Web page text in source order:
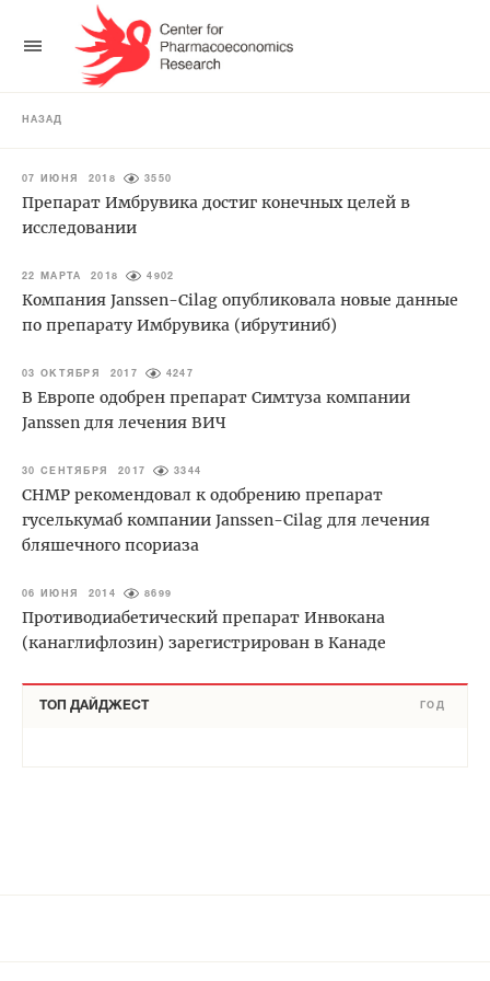
НАЗАД
07 ИЮНЯ 2018 3550
Препарат Имбрувика достиг конечных целей в
исследовании
22 МАРТА 2018 4902
Компания Janssen-Cilag опубликовала новые данные
по препарату Имбрувика (ибрутиниб)
03 ОКТЯБРЯ 2017 4247
В Европе одобрен препарат Симтуза компании
Janssen для лечения ВИЧ
30 СЕНТЯБРЯ 2017 3344
СНМР рекомендовал к одобрению препарат
гуселькумаб компании Janssen-Cilag для лечения
бляшечного псориаза
06 ИЮНЯ 2014 8699
Противодиабетический препарат Инвокана
(канаглифлозин) зарегистрирован в Канаде
ТОП ДАЙДЖЕСТ ГОД